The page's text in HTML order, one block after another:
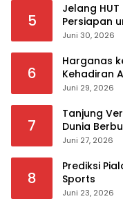
5
Jelang
Persiapan
Peringatan
Juni 30, 2026
6
Harganas
Kehadiran
Berkualitas
Juni 29, 2026
7
Tanjung
Dunia
Juni 27, 2026
8
Prediksi
Sports
Juni 23, 2026